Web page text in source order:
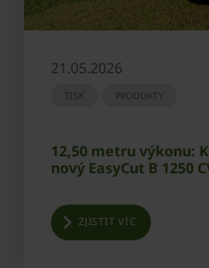
21.05.2026
TISK PRODUKTY
12,50 metru výkonu:
nový EasyCut B 1250
ZJISTIT VÍC